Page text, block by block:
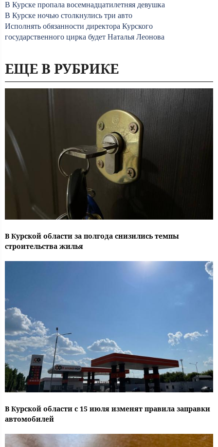
В Курске пропала восемнадцатилетняя девушка
В Курске ночью столкнулись три авто
Исполнять обязанности директора Курского
государственного цирка будет Наталья Леонова
ЕЩЕ В РУБРИКЕ
В Курской области за полгода снизились темпы
строительства жилья
В Курской области с 15 июля изменят правила заправки
автомобилей